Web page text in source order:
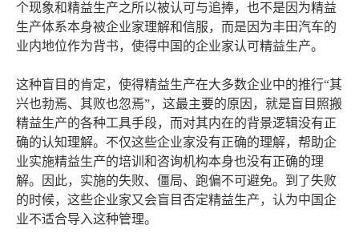
个现象和精益生产之所以被认可与追捧，也不是因为精益
生产体系本身被企业家理解和信服，而是因为丰田汽车的
业内地位作为背书，使得中国的企业家认可精益生产。
这种盲目的肯定，使得精益生产在大多数企业中的推行“其
兴也勃焉、其败也忽焉”，这最主要的原因，就是盲目照搬
精益生产的各种工具手段，而对其内在的背景逻辑没有正
确的认知理解。不仅这些企业家没有正确的理解，帮助企
业实施精益生产的培训和咨询机构本身也没有正确的理
解。因此，实施的失败、僵局、跑偏不可避免。到了失败
的时候，这些企业家又会盲目否定精益生产，认为中国企
业不适合导入这种管理。